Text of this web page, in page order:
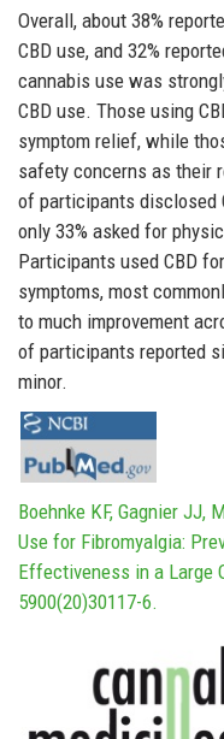
Overall, about 38%
CBD use, and 32%
cannabis use was
CBD use. Those using
symptom relief, while
safety concerns as their
of participants disclosed
only 33% asked for
Participants used CBD
symptoms, most
to much improvement
of participants reported
minor.
Boehnke KF, Gagnier JJ,
Use for Fibromyalgia:
Effectiveness in a Large
5900(20)30117-6.